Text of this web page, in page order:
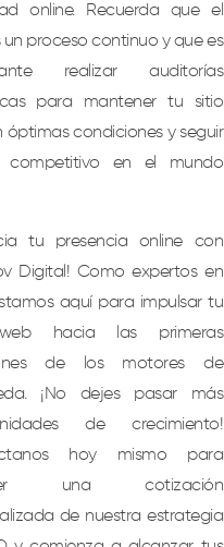
online. Recuerda que el
un proceso continuo y que es
realizar auditorías
para mantener tu sitio
óptimas condiciones y seguir
competitivo en el mundo
tu presencia online con
Digital! Como expertos en
aquí para impulsar tu
hacia las primeras
de los motores de
¡No dejes pasar más
de crecimiento!
hoy mismo para
una cotización
de nuestra estrategia